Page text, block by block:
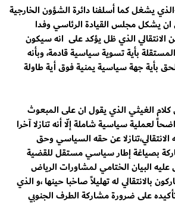
يشغل كما أسلفنا دائرة الشؤون الخارجية
ان يشكل مجلس القيادة الرئاسي وفدا
الانتقالي الذي ظل يؤكد على انه سيكون
بأية تسوية سياسية قادمة، وبأنه
بأية جهة سياسية يمنية فوق أية طاولة
الغيثي الذي يقول ان على المبعوث
لعملية سياسية شاملة إلّا أنه تنازلا آخرا
الانتقالي،تنازلا عن حقه السياسي وحق
بصياغة إطار سياسي مستقل للقضية
البيان الختامي لمشاورات الرياض
بالانتقالي له تهليلاً صاخبا حينها ،و الذي
على ضرورة مشاركة الطرف الجنوبي